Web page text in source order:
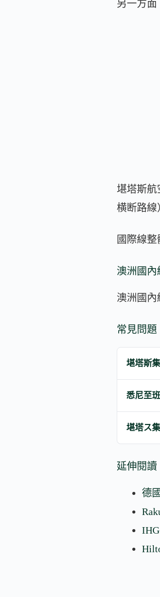
另一方面
堪塔斯
横断路線
國際線
澳洲國內
澳洲國內
常見問題
堪塔斯
悉尼至
堪塔ス
延伸閱讀
德